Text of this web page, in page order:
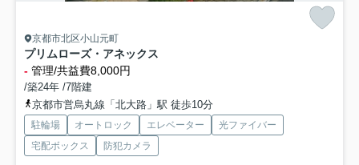
京都市北区小山元町
プリムローズ・アネックス
- 管理/共益費8,000円
/築24年 /7階建
京都市営烏丸線「北大路」駅 徒歩10分
駐輪場 オートロック エレベーター
光ファイバー
宅配ボックス
防犯カメラ